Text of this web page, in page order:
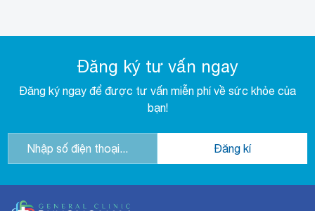
Đăng ký tư vấn ngay
Đăng ký ngay để được tư vấn miễn phí về sức khỏe của
bạn!